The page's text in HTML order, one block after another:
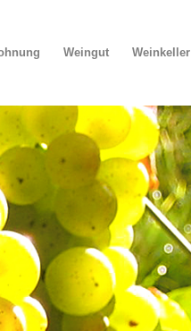
Weingut Weinkeller